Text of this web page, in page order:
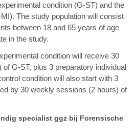
condition (G-ST) and the
The study population will consist
between 18 and 65 years of age
in the study.
condition will receive 30
G-ST, plus 3 preparatory individual
condition will also start with 3
by 30 weekly sessions (2 hours) of
specialist ggz bij Forensische